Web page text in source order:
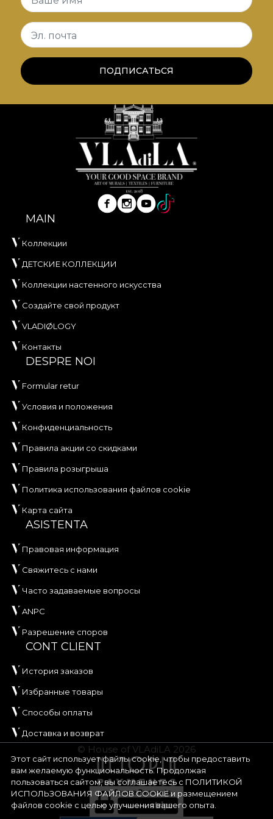
*Из любви и уважения к природе все наши
обои выполнены из натуральных, экологичных
и биоразлагаемых материалов.
**House of VLAdiLA рекомендует использовать
собственный клей при оклейке обоев. Так вы
процесс обновления интерьера,
соответствующий самым высоким стандартам
Этот сайт использует файлы cookie, чтобы предоставить
вам желаемую функциональность. Продолжая
пользоваться сайтом, вы соглашаетесь с ПОЛИТИКОЙ
ИСПОЛЬЗОВАНИЯ ФАЙЛОВ COOKIEи размещением
файлов cookie с целью улучшения вашего опыта.
Эл. почта
ПОДПИСАТЬСЯ
MAIN
Коллекции
ДЕТСКИЕ КОЛЛЕКЦИИ
Коллекции настенного искусства
Создайте свой продукт
VLADIØLOGY
Контакты
DESPRE NOI
Formular retur
Условия и положения
Конфиденциальность
Правила акции со скидками
Правила розыгрыша
Политика использования файлов cookie
Карта сайта
ASISTENTA
Правовая информация
Свяжитесь с нами
Часто задаваемые вопросы
ANPC
Разрешение споров
CONT CLIENT
История заказов
Избранные товары
Способы оплаты
Доставка и возврат
© House of VLAdiLA 2026